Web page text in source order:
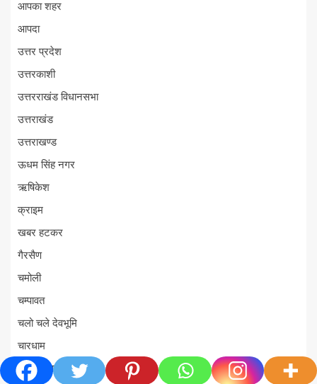
आपका शहर
आपदा
उत्तर प्रदेश
उत्तरकाशी
उत्तरराखंड विधानसभा
उत्तराखंड
उत्तराखण्ड
ऊधम सिंह नगर
ऋषिकेश
क्राइम
खबर हटकर
गैरसैण
चमोली
चम्पावत
चलो चले देवभूमि
चारधाम
चारधाम यात्रा